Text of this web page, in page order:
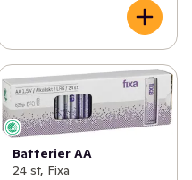
Batterier AA
24 st, Fixa